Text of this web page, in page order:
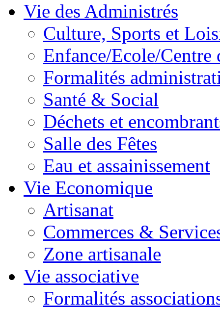
Vie des Administrés
Culture, Sports et
Enfance/Ecole/Centre
Formalités
Santé & Social
Déchets et
Salle des Fêtes
Eau et assainissement
Vie Economique
Artisanat
Commerces &
Zone artisanale
Vie associative
Formalités